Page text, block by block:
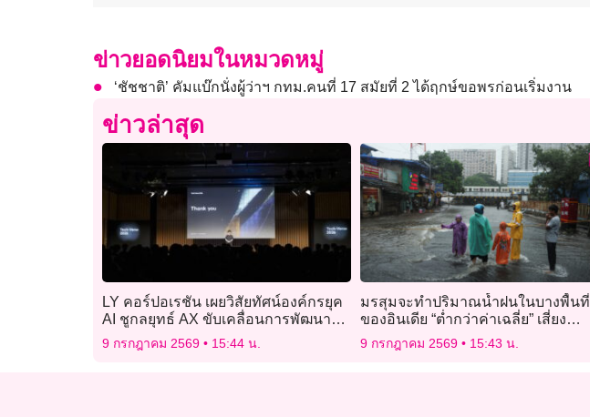
ข่าวยอดนิยมในหมวดหมู่
‘ชัชชาติ’ คัมแบ๊กนั่งผู้ว่าฯ กทม.คนที่ 17 สมัยที่ 2 ได้ฤกษ์ขอพรก่อนเริ่มงาน
ข่าวล่าสุด
LY คอร์ปอเรชัน เผยวิสัยทัศน์องค์กรยุค
AI ชูกลยุทธ์ AX ขับเคลื่อนการพัฒนายุค
ใหม่ จากงาน Tech-Verse 2026
9 กรกฎาคม 2569 15:44 น.
มรสุมจะทำปริมาณน้ำฝนในบางพื้นที่
ของอินเดีย “ต่ำกว่าค่าเฉลี่ย” เสี่ยง
กระทบการเพาะปลูก
9 กรกฎาคม 2569 15:43 น.